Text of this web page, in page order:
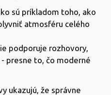
sú príkladom toho, ako
atmosféru celého
podporuje rozhovory,
presne to, čo moderné
ukazujú, že správne